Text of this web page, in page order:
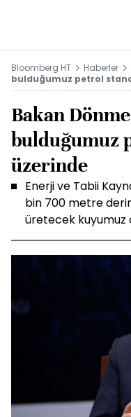
Bloomberg HT Haberler
bulduğumuz petrol
Bakan
bulduğumuz
üzerinde
Enerji ve Tabii
bin 700 metre
üretecek kuyumuz